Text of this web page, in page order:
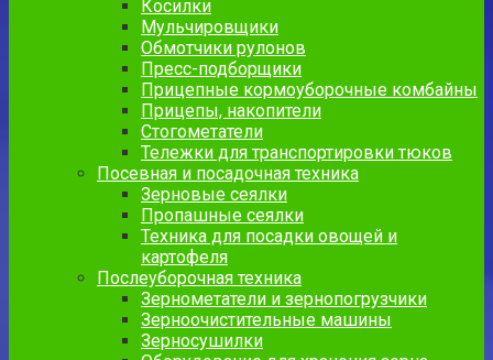
Косилки
Мульчировщики
Обмотчики рулонов
Пресс-подборщики
Прицепные кормоуборочные комбайны
Прицепы, накопители
Стогометатели
Тележки для транспортировки тюков
Посевная и посадочная техника
Зерновые сеялки
Пропашные сеялки
Техника для посадки овощей и
картофеля
Послеуборочная техника
Зернометатели и зернопогрузчики
Зерноочистительные машины
Зерносушилки